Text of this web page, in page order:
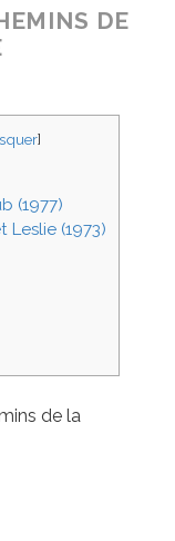
DE
]
(1977)
Leslie (1973)
de la